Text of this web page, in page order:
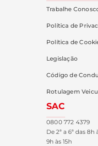
Trabalhe
Política de
Política de
Legislação
Código de
Rotulagem
SAC
0800 772 4379
De 2ª a 6ª das
9h às 15h